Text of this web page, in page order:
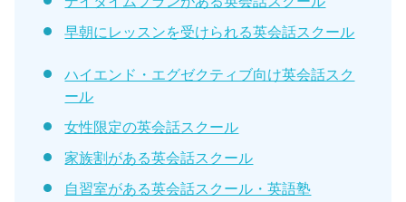
早朝にレッスンを受けられる英会話スクール
ハイエンド・エグゼクティブ向け英会話スク
ール
女性限定の英会話スクール
家族割がある英会話スクール
自習室がある英会話スクール・英語塾